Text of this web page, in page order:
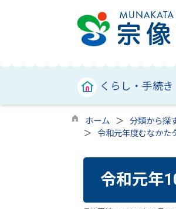
くらし・手続き
ホーム 分類から探
令和元年度むなかた
令和元年